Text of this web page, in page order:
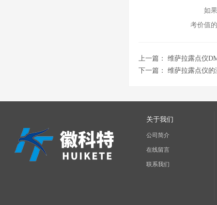
如果你
考价值
上一篇： 维萨拉露点仪
下一篇： 维萨拉露点仪的
关于我们
公司简介
在线留言
联系我们